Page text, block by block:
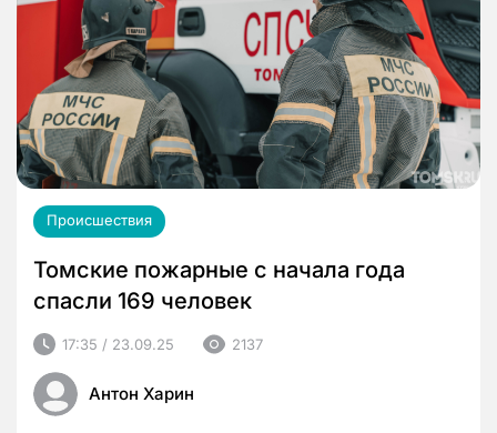
Происшествия
Томские пожарные с начала года
спасли 169 человек
17:35 / 23.09.25 2137
Антон Харин